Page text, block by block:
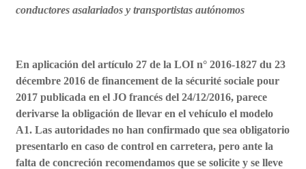
conductores asalariados y transportistas autónomos
En aplicación del artículo 27 de la LOI n° 2016-1827 du 23
décembre 2016 de financement de la sécurité sociale pour
2017 publicada en el JO francés del 24/12/2016, parece
derivarse la obligación de llevar en el vehículo el modelo
A1. Las autoridades no han confirmado que sea obligatorio
presentarlo en caso de control en carretera, pero ante la
falta de concreción recomendamos que se solicite y se lleve